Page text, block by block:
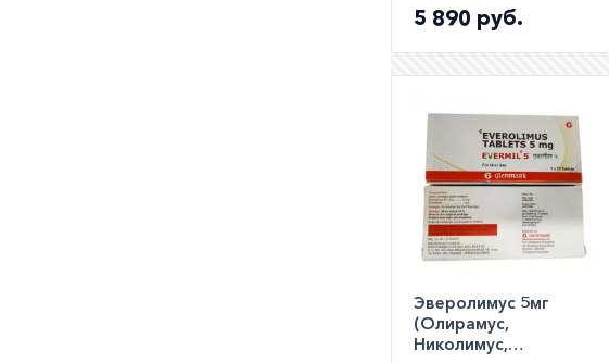
5 890 руб.
Эверолимус 5мг
(Олирамус,
Николимус,